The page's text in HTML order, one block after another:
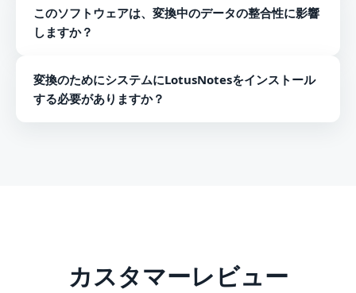
1つ以上のNSFファイルを参照します。
いずれかのエクスポートオプションを選択します。
結果のファイルのパスを指定します。
2019、2016、2013、2010などで簡単に開くUnicodePST
ファイルでデータを取得できます。
このソフトウェアは、変換中のデータの整合性に影響
しますか？
の整合性に変更はありません。 変換中の連絡先のプロパ
ティを適切に保持します。
変換のためにシステムにLotusNotesをインストール
する必要がありますか？
カスタマーレビュー